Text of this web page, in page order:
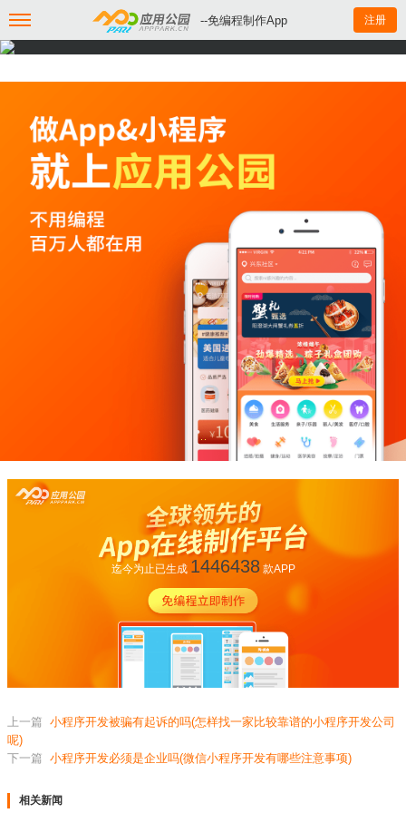
--免编程制作App 注册
迄今为止已生成 1446438款APP
上一篇 小程序开发被骗有起诉的吗(怎样找一家比较靠谱的小程序开发公司
呢)
下一篇 小程序开发必须是企业吗(微信小程序开发有哪些注意事项)
相关新闻